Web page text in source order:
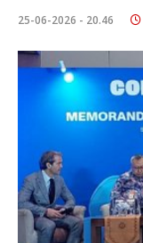
25-06-2026 - 20.46